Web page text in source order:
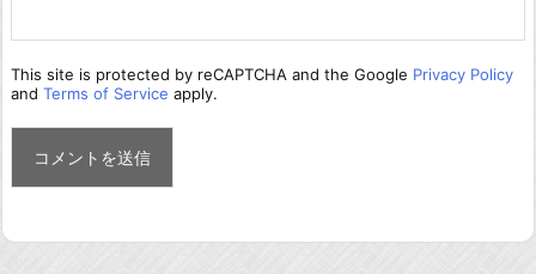
This site is protected by reCAPTCHA and the Google Privacy Policy
and Terms of Service apply.